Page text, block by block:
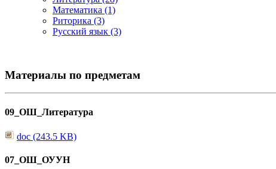
Математика (1)
Риторика (3)
Русский язык (3)
Материалы по предметам
09_ОШ_Литература
doc (243.5 KB)
07_ОШ_ОУУН